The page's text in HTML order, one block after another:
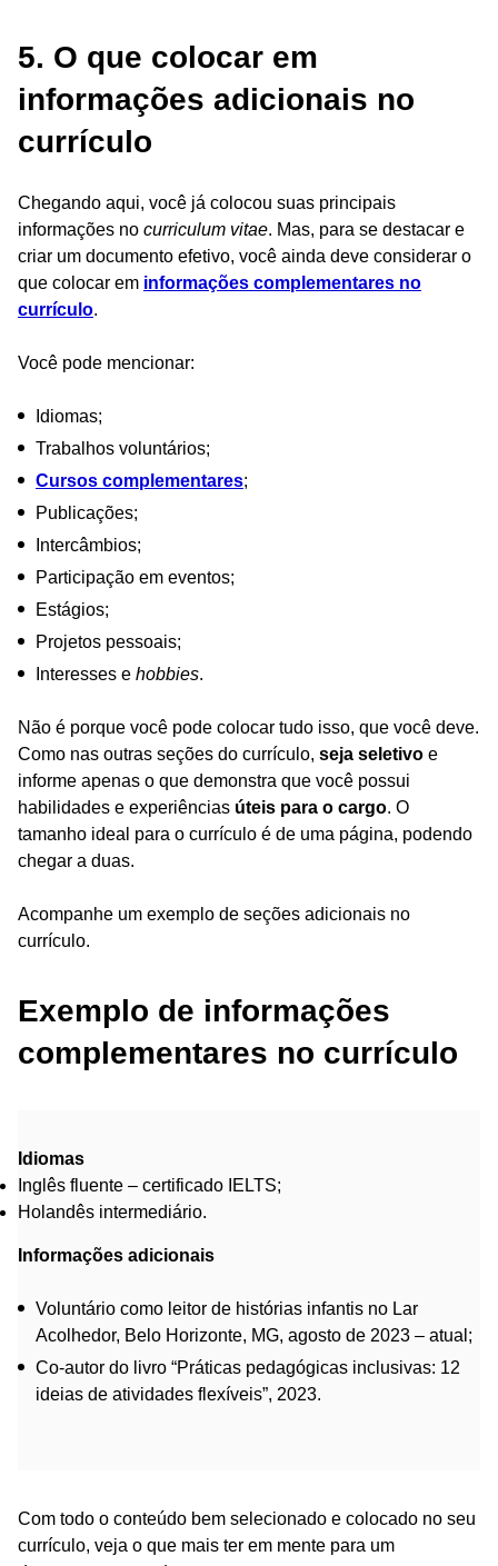
5. O que colocar em
informações adicionais no
currículo
Chegando aqui, você já colocou suas principais
informações no curriculum vitae. Mas, para se destacar e
criar um documento efetivo, você ainda deve considerar o
que colocar em informações complementares no
currículo.
Você pode mencionar:
Idiomas;
Trabalhos voluntários;
Cursos complementares;
Publicações;
Intercâmbios;
Participação em eventos;
Estágios;
Projetos pessoais;
Interesses e hobbies.
Não é porque você pode colocar tudo isso, que você deve.
Como nas outras seções do currículo, seja seletivo e
informe apenas o que demonstra que você possui
habilidades e experiências úteis para o cargo. O
tamanho ideal para o currículo é de uma página, podendo
chegar a duas.
Acompanhe um exemplo de seções adicionais no
currículo.
Exemplo de informações
complementares no currículo
Idiomas
Inglês fluente – certificado IELTS;
Holandês intermediário.
Informações adicionais
Voluntário como leitor de histórias infantis no Lar
Acolhedor, Belo Horizonte, MG, agosto de 2023 – atual;
Co-autor do livro “Práticas pedagógicas inclusivas: 12
ideias de atividades flexíveis”, 2023.
Com todo o conteúdo bem selecionado e colocado no seu
currículo, veja o que mais ter em mente para um